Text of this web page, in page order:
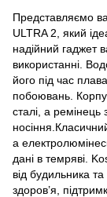
Представляємо
ULTRA 2, який
надійний гаджет
використанні.
його під час
побоювань.
сталі, а ремінець
а
дані в темряві.
від будильника
здоров’я,